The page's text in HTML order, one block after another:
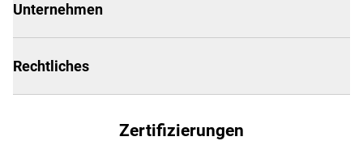
Unternehmen
Rechtliches
Zertifizierungen